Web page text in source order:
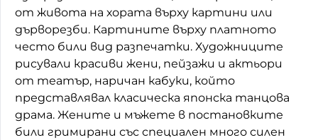
Домашен любимец
Питаме Ви
До ре ми
от живота на хората върху картини или
дърворезби. Картините върху платното
често били вид разпечатки. Художниците
рисували красиви жени, пейзажи и актьори
от театър, наричан кабуки, който
представлявал класическа японска танцова
драма. Жените и мъжете в постановките
били гримирани със специален много силен